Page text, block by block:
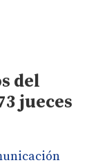
del
jueces